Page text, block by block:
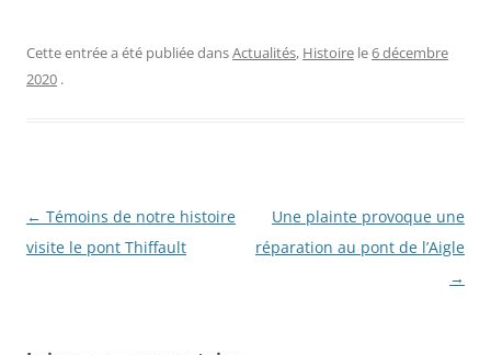
Cette entrée a été publiée dansActualités, Histoire le6 décembre
2020 .
N
a
← Témoins de notre histoire
visite le pont Thiffault
Une plainte provoque une
réparation au pont de l’Aigle
→